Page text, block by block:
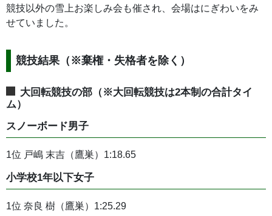
競技以外の雪上お楽しみ会も催され、会場はにぎわいをみ
せていました。
競技結果（※棄権・失格者を除く）
大回転競技の部（※大回転競技は2本制の合計タイ
ム）
スノーボード男子
1位 戸嶋 末吉（鷹巣）1:18.65
小学校1年以下女子
1位 奈良 樹（鷹巣）1:25.29